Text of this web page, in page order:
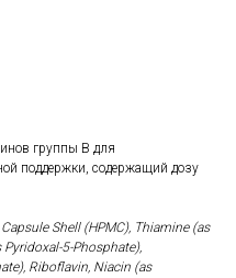
группы B для
поддержки, содержащий дозу
Shell (HPMC), Thiamine (as
5-Phosphate),
Riboflavin, Niacin (as